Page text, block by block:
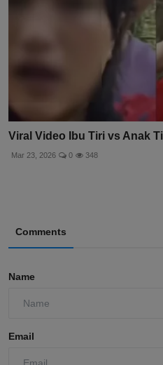
Viral Video Ibu Tiri vs Anak
Mar 23, 2026 0 348
Comments
Name
Email